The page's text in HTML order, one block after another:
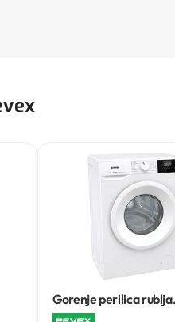
Gorenje perilica rublja
WNGPI72SBS